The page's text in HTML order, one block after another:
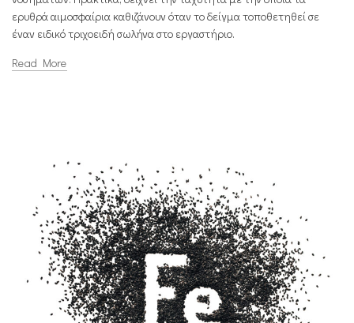
ερυθρά αιμοσφαίρια καθιζάνουν όταν το δείγμα τοποθετηθεί σε
έναν ειδικό τριχοειδή σωλήνα στο εργαστήριο.
Read More